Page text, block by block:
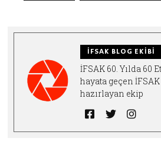
İFSAK BLOG EKIBI
İFSAK 60. Yılda 60
hayata geçen
hazırlayan ekip